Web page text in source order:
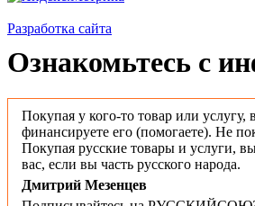
Разработка сайта
Ознакомьтесь с
Покупая у кого-то товар или услугу,
финансируете его (помогаете). Не
Покупая русские товары и услуги,
вас, если вы часть русского народа.
Дмитрий Мезенцев